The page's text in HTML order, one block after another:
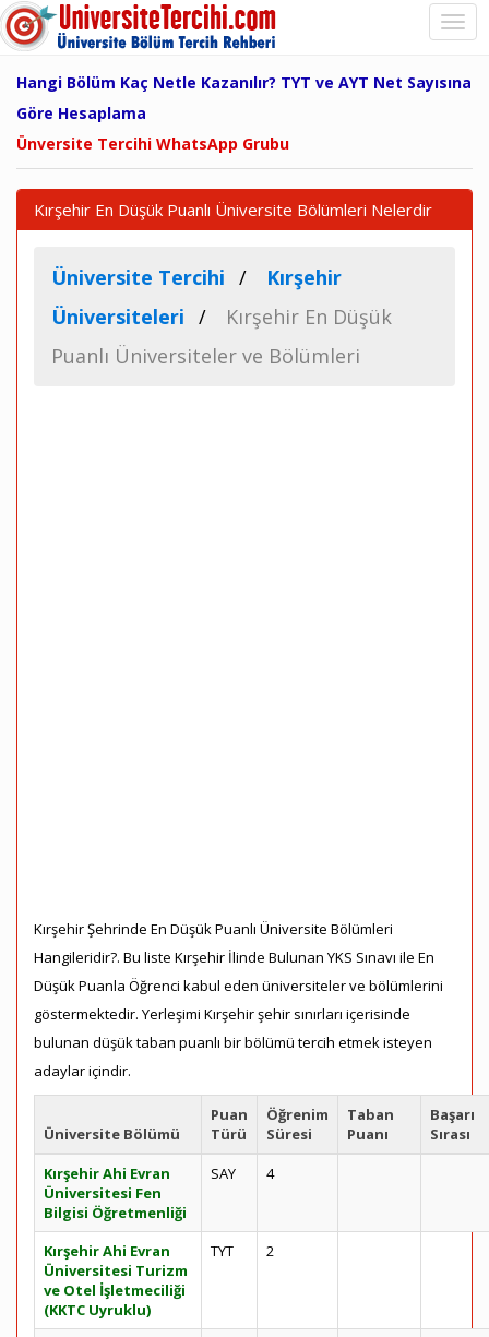
Hangi Bölüm Kaç Netle Kazanılır? TYT ve AYT Net Sayısına
Göre Hesaplama
Ünversite Tercihi WhatsApp Grubu
Kırşehir En Düşük Puanlı Üniversite Bölümleri Nelerdir
Üniversite Tercihi
Kırşehir
Üniversiteleri
Kırşehir En Düşük
Puanlı Üniversiteler ve Bölümleri
Kırşehir Şehrinde En Düşük Puanlı Üniversite Bölümleri
Hangileridir?. Bu liste Kırşehir İlinde Bulunan YKS Sınavı ile En
Düşük Puanla Öğrenci kabul eden üniversiteler ve bölümlerini
göstermektedir. Yerleşimi Kırşehir şehir sınırları içerisinde
bulunan düşük taban puanlı bir bölümü tercih etmek isteyen
adaylar içindir.
Üniversite Bölümü
Puan
Türü
Öğrenim
Süresi
Taban
Puanı
Başarı
Sırası
Kırşehir Ahi Evran
Üniversitesi Fen
Bilgisi Öğretmenliği
SAY 4
Kırşehir Ahi Evran
Üniversitesi Turizm
ve Otel İşletmeciliği
(KKTC Uyruklu)
TYT 2